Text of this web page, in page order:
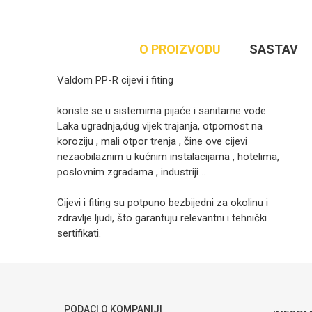
O PROIZVODU SASTAV
Valdom PP-R cijevi i fiting
koriste se u sistemima pijaće i sanitarne vode
Laka ugradnja,dug vijek trajanja, otpornost na
koroziju , mali otpor trenja , čine ove cijevi
nezaobilaznim u kućnim instalacijama , hotelima,
poslovnim zgradama , industriji ..
Cijevi i fiting su potpuno bezbijedni za okolinu i
zdravlje ljudi, što garantuju relevantni i tehnički
sertifikati.
Poruka
PODACI O KOMPANIJI